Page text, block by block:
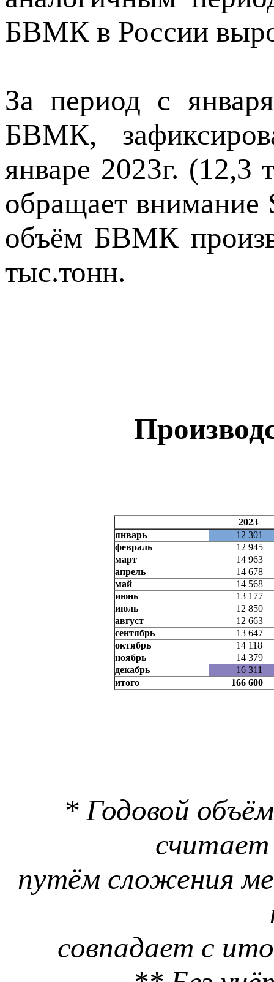
БВМК в России
За период с
БВМК,
январе 2023г.
обращает
объём БВМК
тыс.тонн.
2023
январь
12 301
февраль
12 945
март
14 963
апрель
14 678
май
14 568
июнь
13 177
июль
12 850
август
12 663
сентябрь
13 647
октябрь
14 118
ноябрь
14 379
декабрь
16 311
итого
166 600
* Годовой
путём сложения
совпадает с